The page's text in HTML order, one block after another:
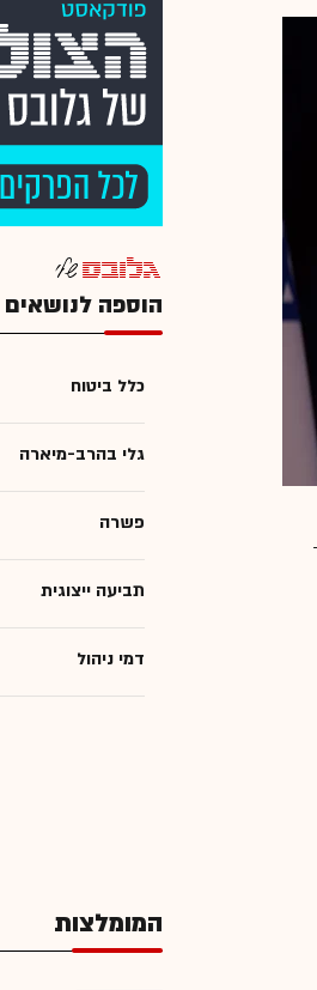
הוספה לנושאים
כלל ביטוח
גלי בהרב-מיארה
פשרה
תביעה ייצוגית
דמי ניהול
בית דין לעבודה
המומלצות